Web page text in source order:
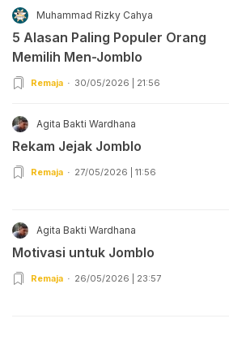
Muhammad Rizky Cahya
5 Alasan Paling Populer Orang
Memilih Men-Jomblo
Remaja 30/05/2026 | 21:56
Agita Bakti Wardhana
Rekam Jejak Jomblo
Remaja 27/05/2026 | 11:56
Agita Bakti Wardhana
Motivasi untuk Jomblo
Remaja 26/05/2026 | 23:57